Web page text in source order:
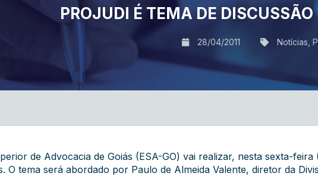
PROJUDI É TEMA DE
28/04/2011 Notícias
de Advocacia de Goiás (ESA-GO) vai realizar, nesta sexta-
O tema será abordado por Paulo de Almeida Valente, diretor da